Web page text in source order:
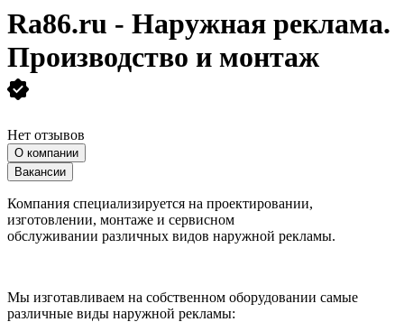
Ra86.ru - Наружная реклама.
Производство и монтаж
Нет отзывов
О компании
Вакансии
Компания специализируется на проектировании,
изготовлении, монтаже и сервисном
обслуживании различных видов наружной рекламы.
Мы изготавливаем на собственном оборудовании самые
различные виды наружной рекламы: